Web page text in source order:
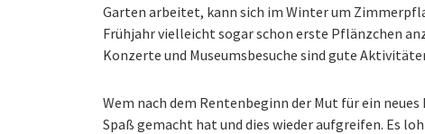
Garten arbeitet, kann sich im Winter um
Frühjahr vielleicht sogar schon erste Pflänzchen
Konzerte und Museumsbesuche sind gute
Wem nach dem Rentenbeginn der Mut für ein
Spaß gemacht hat und dies wieder aufgreifen. Es